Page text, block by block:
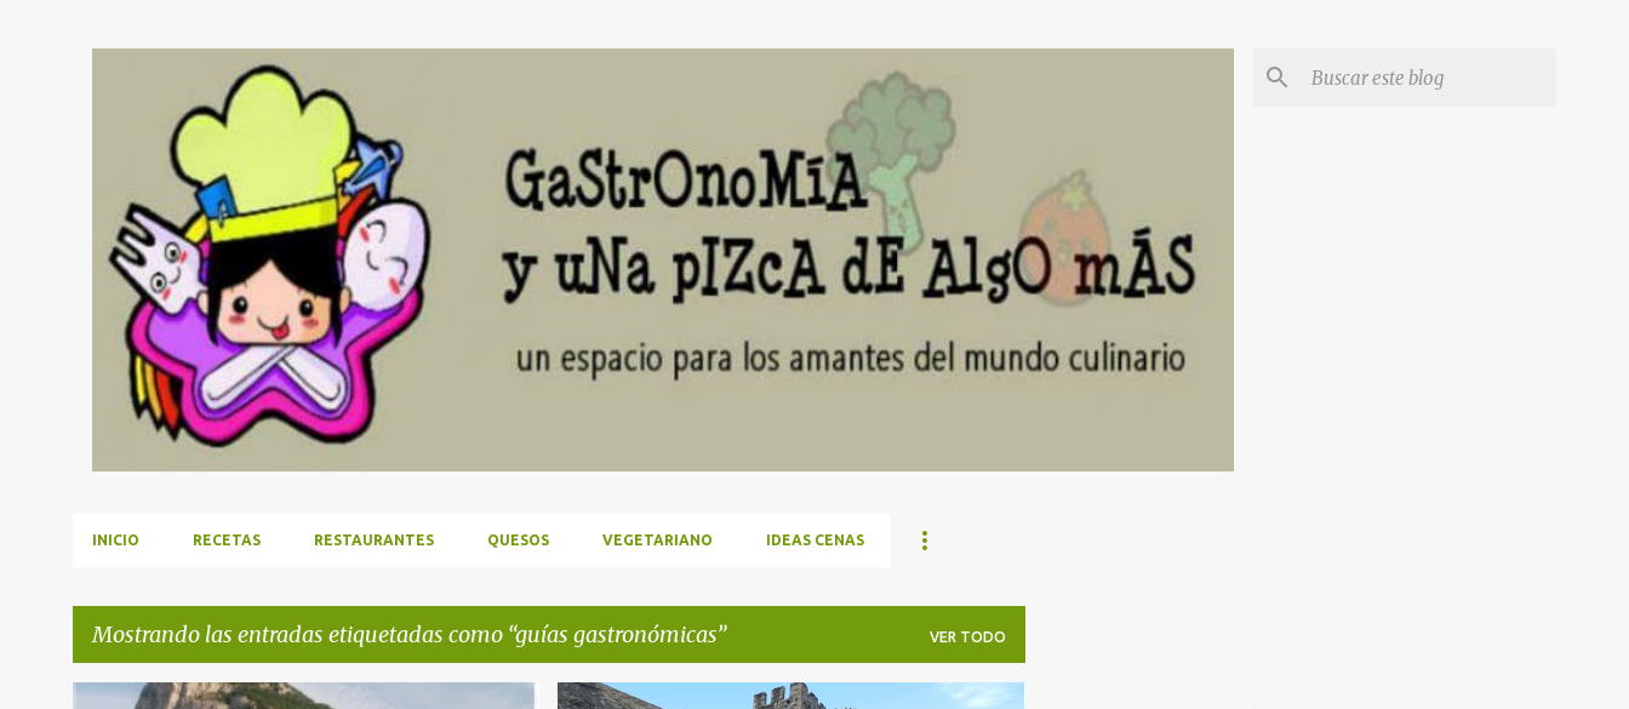
INICIO RECETAS RESTAURANTES QUESOS VEGETARIANO IDEAS CENAS
Mostrando las entradas etiquetadas como guías gastronómicas VER TODO